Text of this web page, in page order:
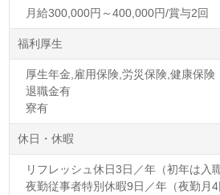
月給300,000円～400,000円/賞与2回
福利厚生
厚生年金,雇用保険,労災保険,健康保険
退職金有
寮有
休日・休暇
リフレッシュ休日3日／年（初年は入
夜勤従事者特別休暇9日／年（夜勤月4